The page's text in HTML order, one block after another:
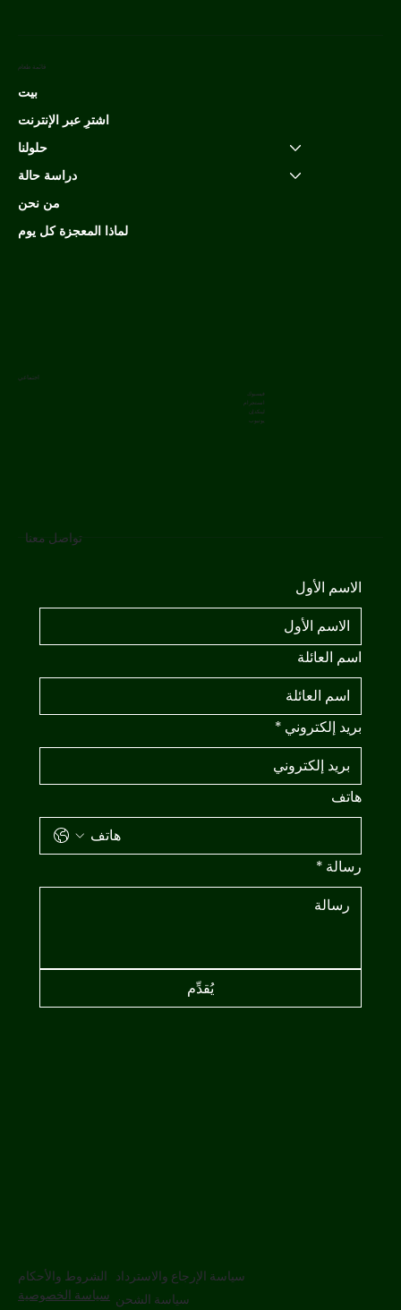
تواصل معنا
الاسم الأول
اسم العائلة
بريد إلكتروني *
هاتف
رسالة *
يُقدِّم
قائمة طعام
بيت
اشترِ عبر الإنترنت
حلولنا
دراسة حالة
من نحن
لماذا المعجزة كل يوم
اجتماعي
فيسبوك
انستجرام
لينكدإن
يوتيوب
الشروط والأحكام
سياسة الخصوصية
سياسة الإرجاع والاسترداد
سياسة الشحن